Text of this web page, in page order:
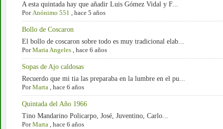
A esta quintada hay que añadir Luis Gómez Vidal y F...
PorAnónimo 551 , hace 5 años
Bollo de Coscaron
El bollo de coscaron sobre todo es muy tradicional elab...
PorMaria Angeles , hace 6 años
Sopas de Ajo caldosas
Recuerdo que mi tia las preparaba en la lumbre en el pu...
PorMarta , hace 6 años
Quintada del Año 1966
Tino Mandarino Policarpo, José, Juventino, Carlo...
PorMarta , hace 6 años